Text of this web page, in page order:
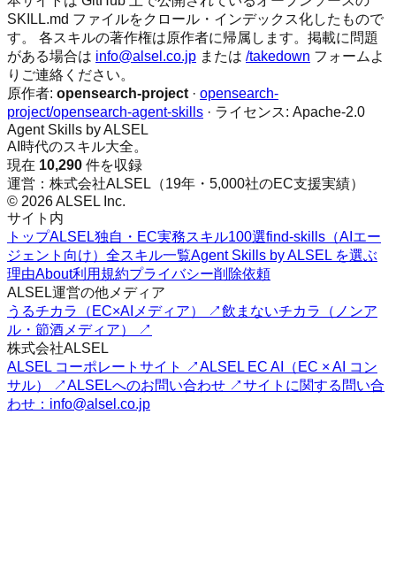
SKILL.md ファイルをクロール・インデックス化したもので
す。 各スキルの著作権は原作者に帰属します。掲載に問題
がある場合は info@alsel.co.jp または /takedown フォームよ
りご連絡ください。
原作者: opensearch-project · opensearch-
project/opensearch-agent-skills · ライセンス: Apache-2.0
Agent Skills by ALSEL
AI時代のスキル大全。
現在 10,290 件を収録
運営：株式会社ALSEL（19年・5,000社のEC支援実績）
© 2026 ALSEL Inc.
サイト内
トップALSEL独自・EC実務スキル100選find-skills（AIエー
ジェント向け） 全スキル一覧Agent Skills by ALSEL を選ぶ
理由About利用規約プライバシー削除依頼
ALSEL運営の他メディア
うるチカラ（EC×AIメディア） ↗飲まないチカラ（ノンア
ル・節酒メディア） ↗
株式会社ALSEL
ALSEL コーポレートサイト ↗ALSEL EC AI（EC × AI コン
サル） ↗ALSELへのお問い合わせ ↗サイトに関する問い合
わせ：info@alsel.co.jp